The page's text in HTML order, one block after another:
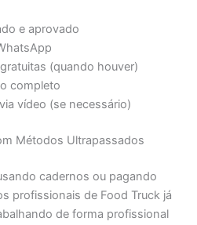
e aprovado
(quando houver)
completo
vídeo (se necessário)
Métodos Ultrapassados
cadernos ou pagando
profissionais de Food Truck já
de forma profissional